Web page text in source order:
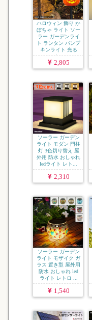
ハロウィン 飾り か
ぼちゃ ライト ソー
ラー ガーデンライ
ト ランタン パンプ
キンライト 光る
カ...
2,805
ソーラー ガーデン
ライト モダン 門柱
灯 3色切り替え 屋
外用 防水 おしゃれ
ledライト レト...
2,310
ソーラー ガーデン
ライト モザイク ガ
ラス 置き型 屋外用
防水 おしゃれ led
ライト レトロ ...
1,540